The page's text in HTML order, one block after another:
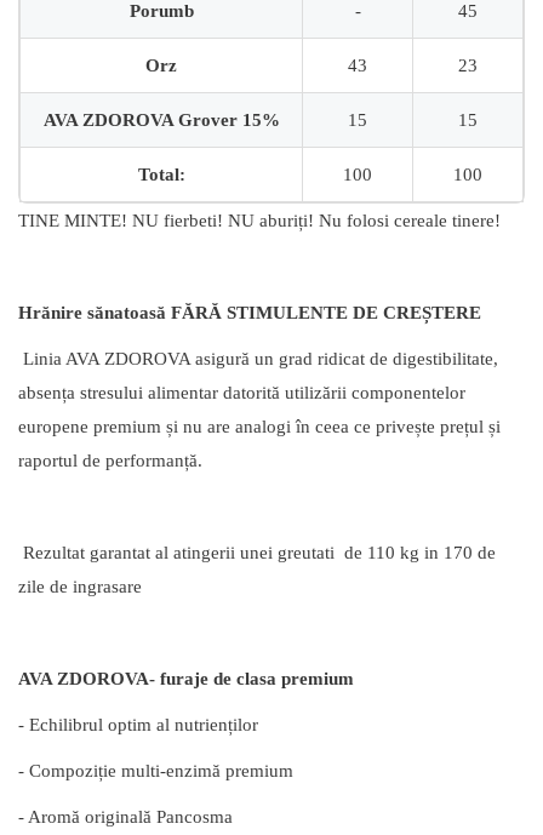
Porumb - 45
Orz 43 23
AVA ZDOROVA Grover 15% 15 15
Total: 100 100
TINE MINTE! NU fierbeti! NU aburiți! Nu folosi cereale tinere!
Hrănire sănatoasă FĂRĂ STIMULENTE DE CREȘTERE
Linia AVA ZDOROVA asigură un grad ridicat de digestibilitate,
absența stresului alimentar datorită utilizării componentelor
europene premium și nu are analogi în ceea ce privește prețul și
raportul de performanță.
Rezultat garantat al atingerii unei greutati de 110 kg in 170 de
zile de ingrasare
AVA ZDOROVA- furaje de clasa premium
- Echilibrul optim al nutrienților
- Compoziție multi-enzimă premium
- Aromă originală Pancosma